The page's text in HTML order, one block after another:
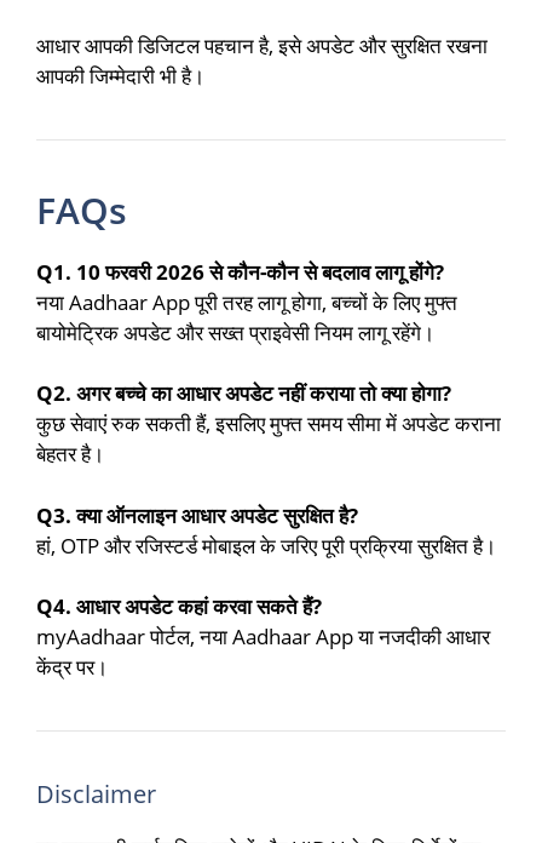
आधार आपकी डिजिटल पहचान है, इसे अपडेट और सुरक्षित रखना
आपकी जिम्मेदारी भी है।
FAQs
Q1. 10 फरवरी 2026 से कौन-कौन से बदलाव लागू होंगे?
नया Aadhaar App पूरी तरह लागू होगा, बच्चों के लिए मुफ्त
बायोमेट्रिक अपडेट और सख्त प्राइवेसी नियम लागू रहेंगे।
Q2. अगर बच्चे का आधार अपडेट नहीं कराया तो क्या होगा?
कुछ सेवाएं रुक सकती हैं, इसलिए मुफ्त समय सीमा में अपडेट कराना
बेहतर है।
Q3. क्या ऑनलाइन आधार अपडेट सुरक्षित है?
हां, OTP और रजिस्टर्ड मोबाइल के जरिए पूरी प्रक्रिया सुरक्षित है।
Q4. आधार अपडेट कहां करवा सकते हैं?
myAadhaar पोर्टल, नया Aadhaar App या नजदीकी आधार
केंद्र पर।
Disclaimer